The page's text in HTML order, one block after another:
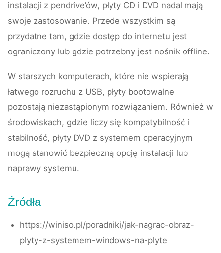
instalacji z pendrive’ów, płyty CD i DVD nadal mają
swoje zastosowanie. Przede wszystkim są
przydatne tam, gdzie dostęp do internetu jest
ograniczony lub gdzie potrzebny jest nośnik offline.
W starszych komputerach, które nie wspierają
łatwego rozruchu z USB, płyty bootowalne
pozostają niezastąpionym rozwiązaniem. Również w
środowiskach, gdzie liczy się kompatybilność i
stabilność, płyty DVD z systemem operacyjnym
mogą stanowić bezpieczną opcję instalacji lub
naprawy systemu.
Źródła
https://winiso.pl/poradniki/jak-nagrac-obraz-
plyty-z-systemem-windows-na-plyte